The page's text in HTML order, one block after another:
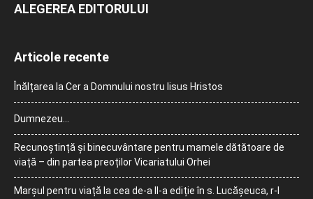
ALEGEREA EDITORULUI
Articole recente
Înălțarea la Cer a Domnului nostru Iisus Hristos
Dumnezeu…
Recunoștință și binecuvântare pentru mamele dătătoare de
viață – din partea preoților Vicariatului Orhei
Marșul pentru viață la cea de-a II-a ediție în s. Lucășeuca, r-l